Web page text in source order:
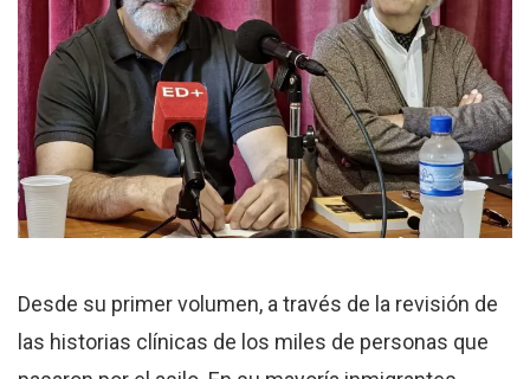
Desde su primer volumen, a través de la revisión de
las historias clínicas de los miles de personas que